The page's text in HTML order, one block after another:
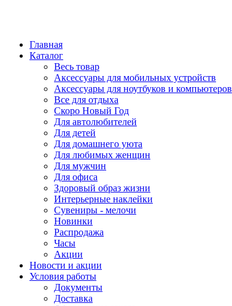
Главная
Каталог
Весь товар
Аксессуары для мобильных устройств
Аксессуары для ноутбуков и компьютеров
Все для отдыха
Скоро Новый Год
Для автолюбителей
Для детей
Для домашнего уюта
Для любимых женщин
Для мужчин
Для офиса
Здоровый образ жизни
Интерьерные наклейки
Сувениры - мелочи
Новинки
Распродажа
Часы
Акции
Новости и акции
Условия работы
Документы
Доставка